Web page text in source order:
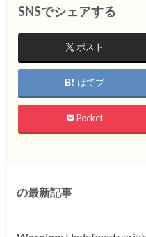
SNSでシェアする
ポスト
はてブ
Pocket
の最新記事